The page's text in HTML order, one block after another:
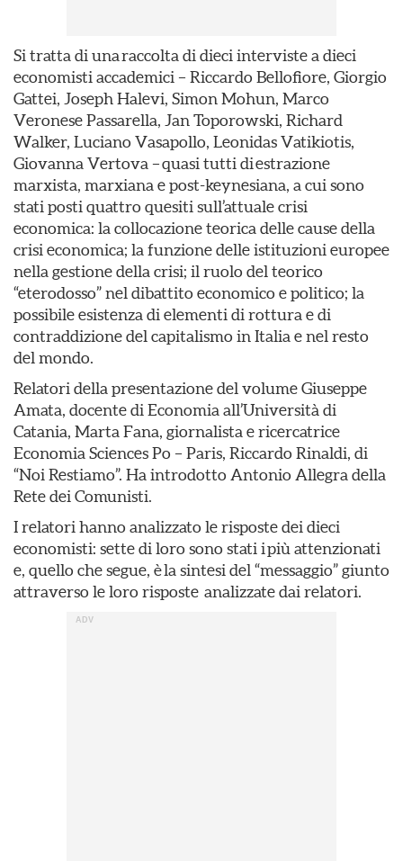
Si tratta di una raccolta di dieci interviste a dieci
economisti accademici – Riccardo Bellofiore, Giorgio
Gattei, Joseph Halevi, Simon Mohun, Marco
Veronese Passarella, Jan Toporowski, Richard
Walker, Luciano Vasapollo, Leonidas Vatikiotis,
Giovanna Vertova – quasi tutti di estrazione
marxista, marxiana e post-keynesiana, a cui sono
stati posti quattro quesiti sull’attuale crisi
economica: la collocazione teorica delle cause della
crisi economica; la funzione delle istituzioni europee
nella gestione della crisi; il ruolo del teorico
“eterodosso” nel dibattito economico e politico; la
possibile esistenza di elementi di rottura e di
contraddizione del capitalismo in Italia e nel resto
del mondo.
Relatori della presentazione del volume Giuseppe
Amata, docente di Economia all’Università di
Catania, Marta Fana, giornalista e ricercatrice
Economia Sciences Po – Paris, Riccardo Rinaldi, di
“Noi Restiamo”. Ha introdotto Antonio Allegra della
Rete dei Comunisti.
I relatori hanno analizzato le risposte dei dieci
economisti: sette di loro sono stati i più attenzionati
e, quello che segue, è la sintesi del “messaggio” giunto
attraverso le loro risposte analizzate dai relatori.